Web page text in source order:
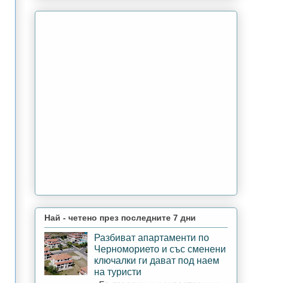
Най - четено през последните 7 дни
Разбиват апартаменти по
Черноморието и със сменени
ключалки ги дават под наем
на туристи